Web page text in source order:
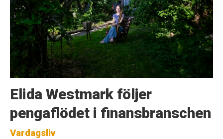
Elida Westmark följer
pengaflödet i finansbranschen
Vardagsliv